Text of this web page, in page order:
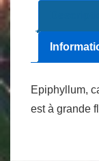
Epiphyllum,
est à grande